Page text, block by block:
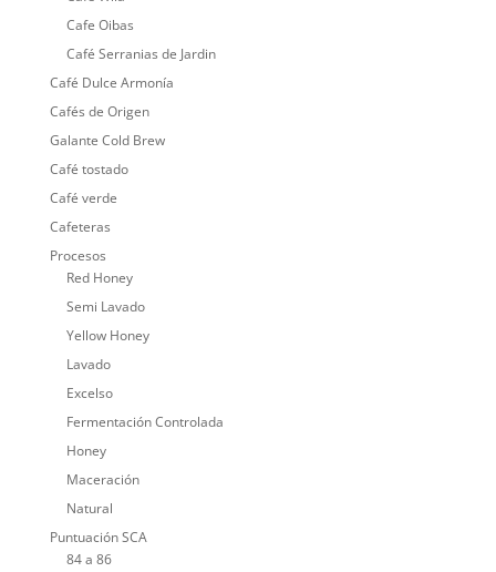
Cafe Oibas
Café Serranias de Jardin
Café Dulce Armonía
Cafés de Origen
Galante Cold Brew
Café tostado
Café verde
Cafeteras
Procesos
Red Honey
Semi Lavado
Yellow Honey
Lavado
Excelso
Fermentación Controlada
Honey
Maceración
Natural
Puntuación SCA
84 a 86